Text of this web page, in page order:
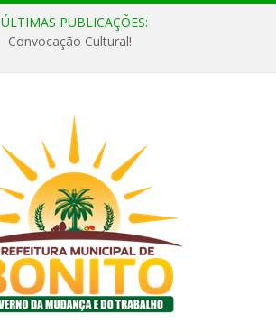
ÚLTIMAS PUBLICAÇÕES:
Convocação Cultural!